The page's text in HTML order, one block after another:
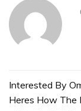
Interested By
Heres How The